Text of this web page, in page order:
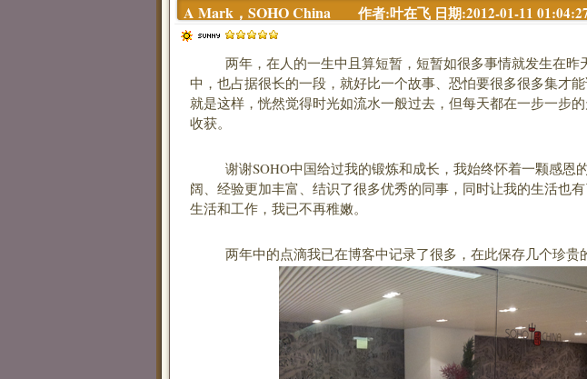
A Mark，SOHO China 作者:叶在飞 日期:2012-01-11
两年，在人的一生中且算短暂，短暂如很多事情就发生在昨
中，也占据很长的一段，就好比一个故事、恐怕要很多很多集才能
就是这样，恍然觉得时光如流水一般过去，但每天都在一步一步
收获。
谢谢SOHO中国给过我的锻炼和成长，我始终怀着一颗感恩
阔、经验更加丰富、结识了很多优秀的同事，同时让我的生活也
生活和工作，我已不再稚嫩。
两年中的点滴我已在博客中记录了很多，在此保存几个珍贵